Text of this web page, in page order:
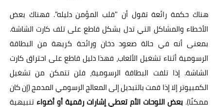
هناك حكمة رائعة تقول أن "قلب المؤمن دليله". فهناك بعض
الأخطاء والمشاكل التي تدل بشكل قاطع على تلف كارت الشاشة.
بمعنى أنه في حالة صعود دخان ورائحة كريهة من البطاقة
الرسومية أثناء تشغيل الألعاب، فهذا دليل قاطع على احتراق كارت
الشاشة. إذا تلفت البطاقة الرسومية، فلن تتمكن من تشغيل
الكمبيوتر إلا إذا قمت بالتبديل إلى المعالج الرسومي المدمج (إن كان
ممكنًا). بعض اللوحات الأم تعطي إشارات رقمية أو أضواءتنبيهية